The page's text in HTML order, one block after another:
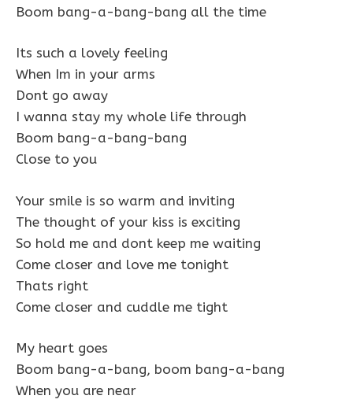
Boom bang-a-bang-bang all the time
Its such a lovely feeling
When Im in your arms
Dont go away
I wanna stay my whole life through
Boom bang-a-bang-bang
Close to you
Your smile is so warm and inviting
The thought of your kiss is exciting
So hold me and dont keep me waiting
Come closer and love me tonight
Thats right
Come closer and cuddle me tight
My heart goes
Boom bang-a-bang, boom bang-a-bang
When you are near